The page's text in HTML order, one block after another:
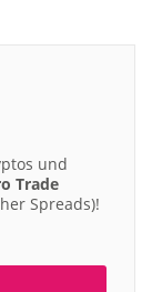
und
Trade
Spreads)!